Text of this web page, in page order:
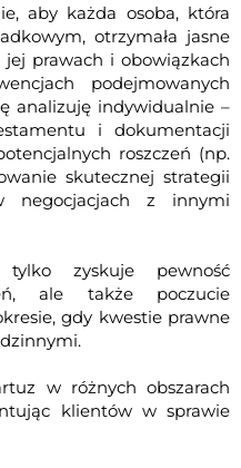
aby każda osoba, która
otrzymała jasne
jej prawach i obowiązkach
podejmowanych
analizuję indywidualnie –
i dokumentacji
roszczeń (np.
skutecznej strategii
negocjacjach z innymi
zyskuje pewność
ale także poczucie
gdy kwestie prawne
w różnych obszarach
klientów w sprawie